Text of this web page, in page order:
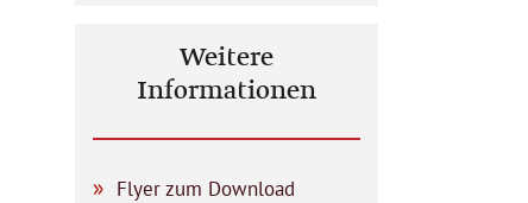
Weitere
Informationen
Flyer zum Download